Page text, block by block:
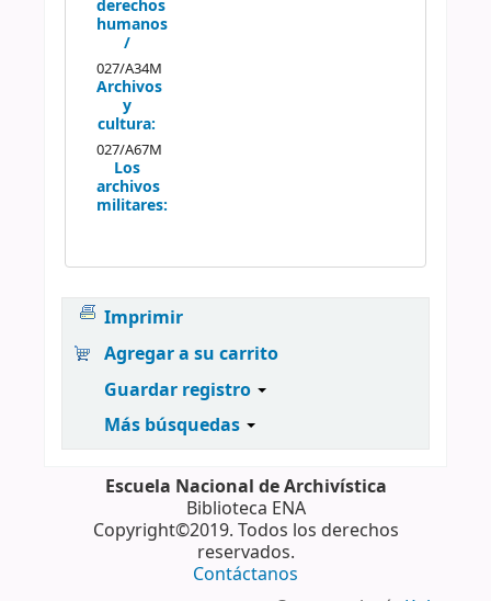
derechos
humanos
/
027/A34M
Archivos
y
cultura:
027/A67M
Los
archivos
militares:
Imprimir
Agregar a su carrito
Guardar registro
Más búsquedas
Escuela Nacional de Archivística
Biblioteca ENA
Copyright©2019. Todos los derechos
reservados.
Contáctanos